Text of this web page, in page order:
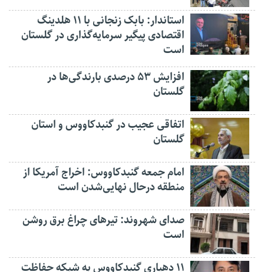
استاندار: بابک زنجانی با ۱۱ هلدینگ
اقتصادی پیگیر سرمایه‌گذاری در گلستان
است
افزایش ۵۳ درصدی بارندگی‌ها در
گلستان
اتفاقی عجیب در‌ گنبدکاووس و استان
گلستان
امام جمعه گنبدکاووس: اخراج آمریکا از
منطقه درحال نهایی‌شدن است
صدای شهروند: تیرهای چراغ برق روشن
است
۱۱ دهیاری گنبدکاووس به شبکه حفاظت